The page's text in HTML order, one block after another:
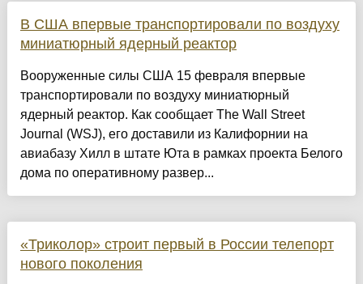
В США впервые транспортировали по воздуху
миниатюрный ядерный реактор
Вооруженные силы США 15 февраля впервые
транспортировали по воздуху миниатюрный
ядерный реактор. Как сообщает The Wall Street
Journal (WSJ), его доставили из Калифорнии на
авиабазу Хилл в штате Юта в рамках проекта Белого
дома по оперативному развер...
«Триколор» строит первый в России телепорт
нового поколения